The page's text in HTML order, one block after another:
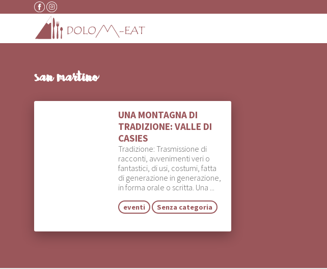
Vai al contenuto
san martino
UNA MONTAGNA DI
TRADIZIONE: VALLE DI
CASIES
Tradizione: Trasmissione di
racconti, avvenimenti veri o
fantastici, di usi, costumi, fatta
di generazione in generazione,
in forma orale o scritta. Una ...
eventi Senza categoria